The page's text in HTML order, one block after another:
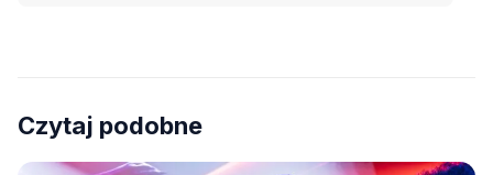
Czytaj podobne